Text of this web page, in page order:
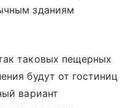
зданиям
таковых пещерных
будут от гостиниц
вариант